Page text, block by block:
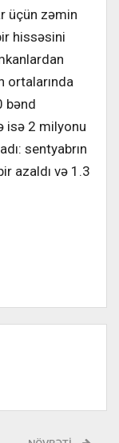
üçün zəmin
hissəsini
ortalarında
bənd
isə 2 milyonu
sentyabrın
azaldı və 1.3